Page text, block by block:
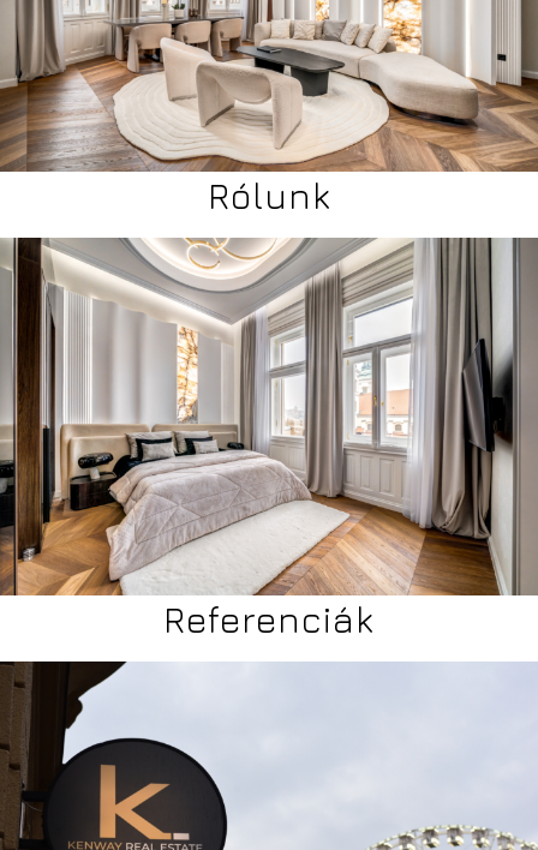
Rólunk
Referenciák